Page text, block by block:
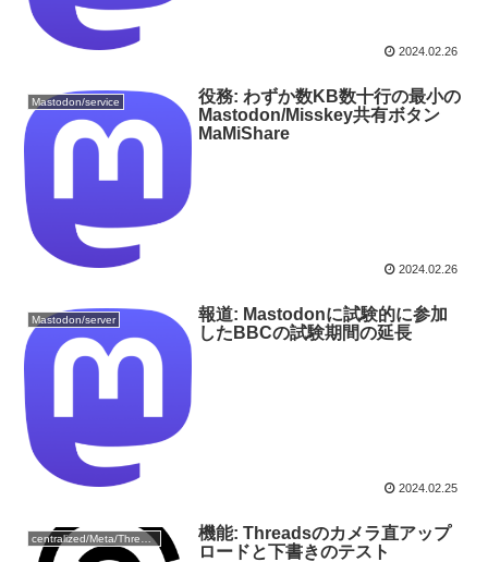
2024.02.26
Mastodon/service
役務: わずか数KB数十行の最小の
Mastodon/Misskey共有ボタン
MaMiShare
2024.02.26
Mastodon/server
報道: Mastodonに試験的に参加
したBBCの試験期間の延長
2024.02.25
centralized/Meta/Threads
機能: Threadsのカメラ直アップ
ロードと下書きのテスト